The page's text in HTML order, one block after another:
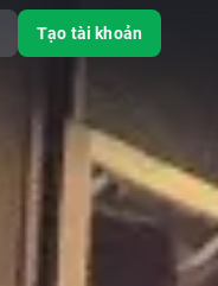
Tạo tài khoản